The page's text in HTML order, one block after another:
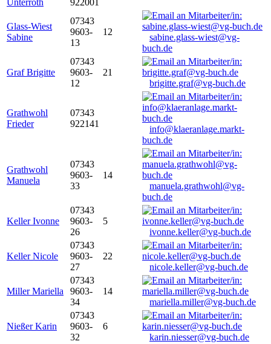
Unterroth
922001
Glass-Wiest
Sabine
07343
9603-
13
12
sabine.glass-wiest@vg-
buch.de
Graf Brigitte
07343
9603-
12
21
brigitte.graf@vg-buch.de
Grathwohl
Frieder
07343
922141
info@klaeranlage.markt-
buch.de
Grathwohl
Manuela
07343
9603-
33
14
manuela.grathwohl@vg-
buch.de
Keller Ivonne
07343
9603-
26
5
ivonne.keller@vg-buch.de
Keller Nicole
07343
9603-
27
22
nicole.keller@vg-buch.de
Miller Mariella
07343
9603-
34
14
mariella.miller@vg-buch.de
Nießer Karin
07343
9603-
32
6
karin.niesser@vg-buch.de